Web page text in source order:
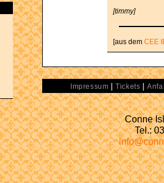
[timmy]
[aus dem CEE
Impressum | Tickets |
Conne
Tel.: